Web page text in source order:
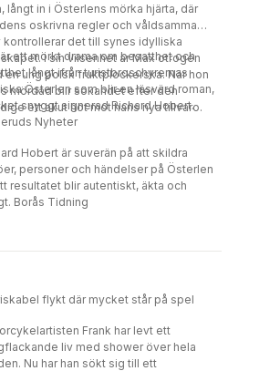
långt in i Österlens mörka hjärta, där
oskrivna regler och våldsamma
kontrollerar det till synes idylliska
I sin vilsenhet är Max otrogen
en ung polsk fruktplockerska. När hon
mördad blir sökandet efter den
ett akut hot mot hans nya tillvaro.
ett mörkt drama om besatthet och
långt ifrån turistbroschyrernas
Österlen som blir en läsvärd roman,
snyggt signerad Richard Hobert.
Nyheter
Hobert är suverän på att skildra
personer och händelser på Österlen
resultatet blir autentiskt, äkta och
Borås Tidning
flykt där mycket står på spel
Frank har levt ett
liv med shower över hela
Nu har han sökt sig till ett